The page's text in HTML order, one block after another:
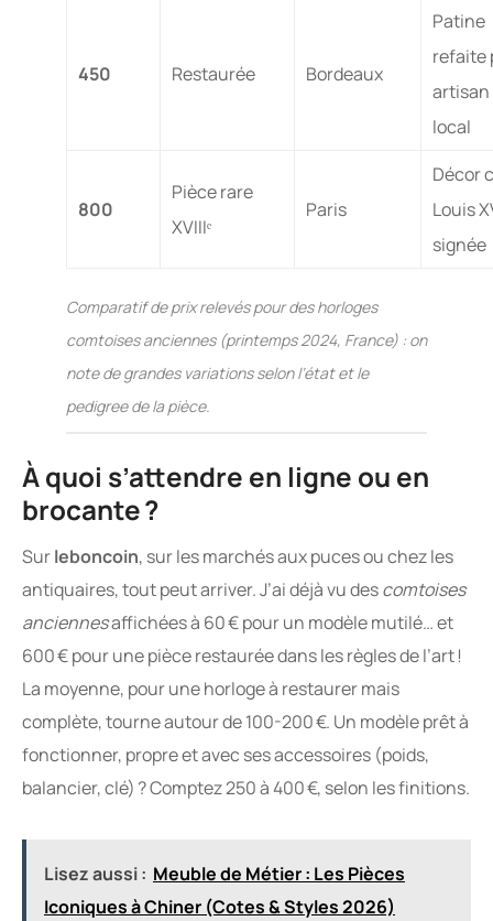
450 Restaurée Bordeaux
Patine
refaite
artisan
local
800
Pièce rare
XVIIIᵉ
Paris
Décor
Louis
signée
Comparatif de prix relevés pour des horloges
comtoises anciennes (printemps 2024, France) : on
note de grandes variations selon l’état et le
pedigree de la pièce.
À quoi s’attendre en ligne ou en
brocante ?
Surleboncoin, sur les marchés aux puces ou chez les
antiquaires, tout peut arriver. J’ai déjà vu descomtoises
anciennesaffichées à 60 € pour un modèle mutilé… et
600 € pour une pièce restaurée dans les règles de l’art !
La moyenne, pour une horloge à restaurer mais
complète, tourne autour de 100-200 €. Un modèle prêt à
fonctionner, propre et avec ses accessoires (poids,
balancier, clé) ? Comptez 250 à 400 €, selon les finitions.
Lisez aussi : Meuble de Métier : Les Pièces
Iconiques à Chiner (Cotes & Styles 2026)